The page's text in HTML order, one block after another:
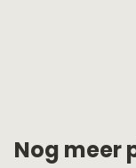
Nog meer